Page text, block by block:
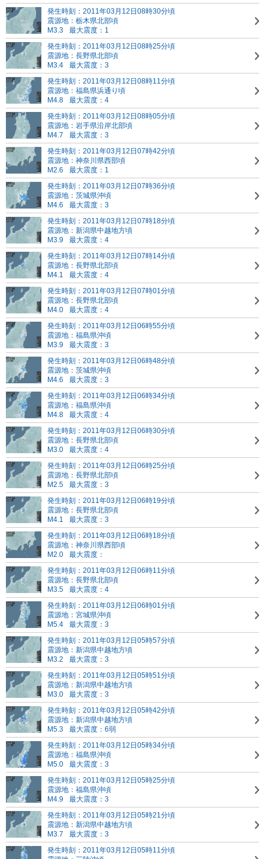
発生時刻：2011年03月12日08時30分頃
震源地：栃木県北部頃
M3.3
最大震度：1
発生時刻：2011年03月12日08時25分頃
震源地：長野県北部頃
M3.4
最大震度：3
発生時刻：2011年03月12日08時11分頃
震源地：福島県浜通り頃
M4.8
最大震度：4
発生時刻：2011年03月12日08時05分頃
震源地：岩手県沿岸北部頃
M4.7
最大震度：3
発生時刻：2011年03月12日07時42分頃
震源地：神奈川県西部頃
M2.6
最大震度：1
発生時刻：2011年03月12日07時36分頃
震源地：茨城県沖頃
M4.6
最大震度：3
発生時刻：2011年03月12日07時18分頃
震源地：新潟県中越地方頃
M3.9
最大震度：4
発生時刻：2011年03月12日07時14分頃
震源地：長野県北部頃
M4.1
最大震度：4
発生時刻：2011年03月12日07時01分頃
震源地：長野県北部頃
M4.0
最大震度：4
発生時刻：2011年03月12日06時55分頃
震源地：福島県沖頃
M3.9
最大震度：3
発生時刻：2011年03月12日06時48分頃
震源地：茨城県沖頃
M4.6
最大震度：3
発生時刻：2011年03月12日06時34分頃
震源地：福島県沖頃
M4.8
最大震度：4
発生時刻：2011年03月12日06時30分頃
震源地：長野県北部頃
M3.0
最大震度：4
発生時刻：2011年03月12日06時25分頃
震源地：長野県北部頃
M2.5
最大震度：3
発生時刻：2011年03月12日06時19分頃
震源地：長野県北部頃
M4.1
最大震度：3
発生時刻：2011年03月12日06時18分頃
震源地：神奈川県西部頃
M2.0
最大震度：
発生時刻：2011年03月12日06時11分頃
震源地：長野県北部頃
M3.5
最大震度：4
発生時刻：2011年03月12日06時01分頃
震源地：宮城県沖頃
M5.4
最大震度：3
発生時刻：2011年03月12日05時57分頃
震源地：新潟県中越地方頃
M3.2
最大震度：3
発生時刻：2011年03月12日05時51分頃
震源地：新潟県中越地方頃
M3.0
最大震度：3
発生時刻：2011年03月12日05時42分頃
震源地：新潟県中越地方頃
M5.3
最大震度：6弱
発生時刻：2011年03月12日05時34分頃
震源地：福島県沖頃
M5.0
最大震度：3
発生時刻：2011年03月12日05時25分頃
震源地：福島県沖頃
M4.9
最大震度：3
発生時刻：2011年03月12日05時21分頃
震源地：新潟県中越地方頃
M3.7
最大震度：3
発生時刻：2011年03月12日05時11分頃